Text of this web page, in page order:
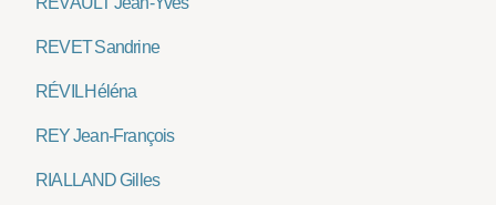
REVET Sandrine
RÉVIL Héléna
REY Jean-François
RIALLAND Gilles